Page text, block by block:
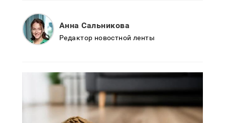
Анна Сальникова
Редактор новостной ленты